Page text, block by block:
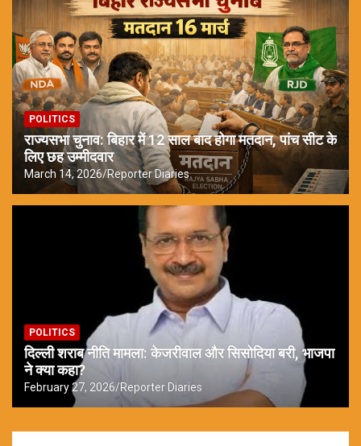
POLITICS
राज्यसभा चुनाव: बिहार में 12 साल बाद होगा मतदान, पांच सीट के
लिए छह उम्मीदवार
March 14, 2026 Reporter Diaries
POLITICS
दिल्ली शराब नीति मामला: केजरीवाल और सिसोदिया बरी, भाजपा
ने क्या कहा?
February 27, 2026 Reporter Diaries